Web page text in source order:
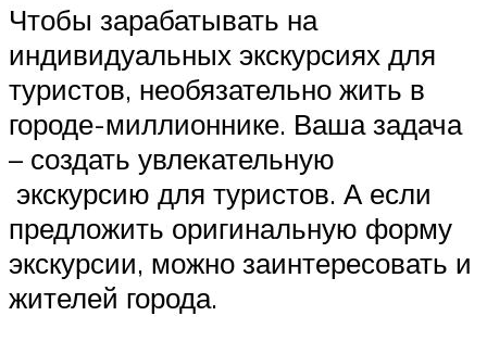
Чтобы зарабатывать на
индивидуальных экскурсиях для
туристов, необязательно жить в
городе-миллионнике. Ваша задача
– создать увлекательную
экскурсию для туристов. А если
предложить оригинальную форму
экскурсии, можно заинтересовать и
жителей города.